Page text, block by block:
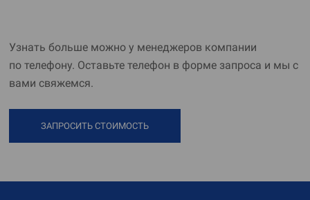
Узнать больше можно у менеджеров компании
по телефону. Оставьте телефон в форме запроса и мы с
вами свяжемся.
ЗАПРОСИТЬ СТОИМОСТЬ